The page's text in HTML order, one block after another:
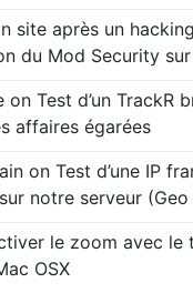
site après un
du Mod Security
onTest d’un TrackR
affaires égarées
onTest d’une IP
notre serveur
le zoom avec le
OSX